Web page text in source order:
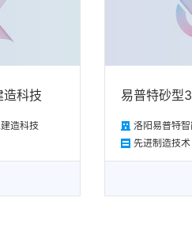
造科技
造科技
易普特砂型
洛阳易普特
先进制造技术